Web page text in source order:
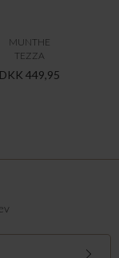
MUNTHE
TEZZA
DKK 449,95